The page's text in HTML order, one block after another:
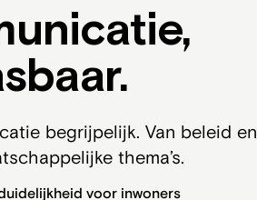
begrijpelijk. Van beleid en
thema’s.
voor inwoners